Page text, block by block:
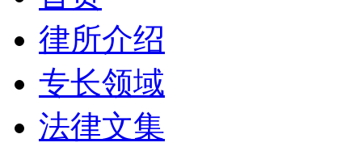
律所介绍
专长领域
法律文集